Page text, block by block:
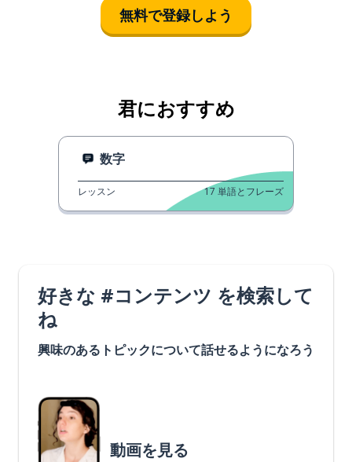
無料で登録しよう
君におすすめ
数字
レッスン 17 単語とフレーズ
好きな #コンテンツ を検索して
ね
興味のあるトピックについて話せるようになろう
動画を見る